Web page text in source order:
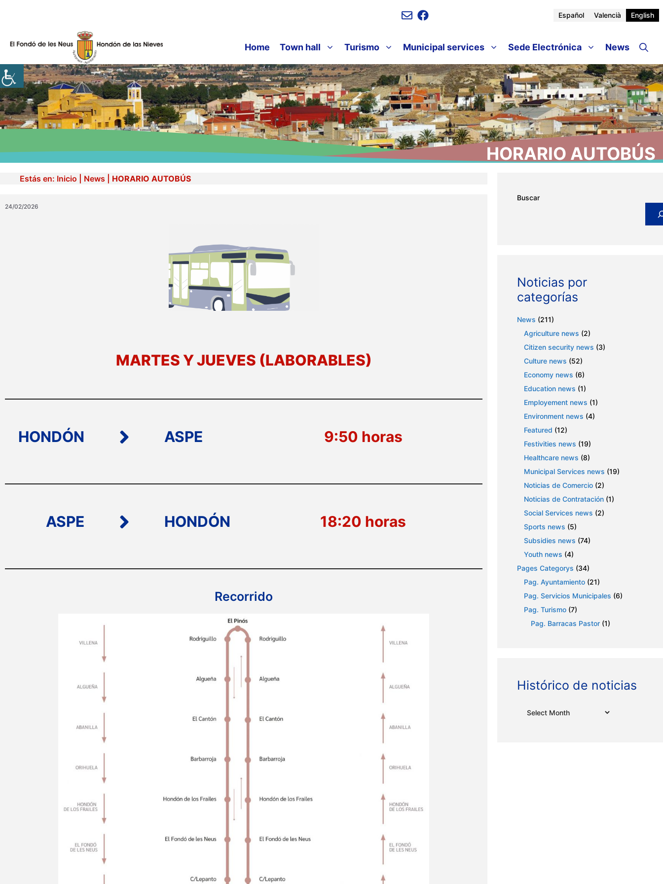
Español Valencià English
Home Town hall Turismo Municipal services Sede Electrónica News
HORARIO AUTOBÚS
Estás en: Inicio News HORARIO AUTOBÚS
24/02/2026
MARTES Y JUEVES (LABORABLES)
HONDÓN ASPE 9:50 horas
ASPE HONDÓN 18:20 horas
Recorrido
Buscar
Noticias por
categorías
News (211)
Agriculture news (2)
Citizen security news (3)
Culture news (52)
Economy news (6)
Education news (1)
Employement news (1)
Environment news (4)
Featured (12)
Festivities news (19)
Healthcare news (8)
Municipal Services news (19)
Noticias de Comercio (2)
Noticias de Contratación (1)
Social Services news (2)
Sports news (5)
Subsidies news (74)
Youth news (4)
Pages Categorys (34)
Pag. Ayuntamiento (21)
Pag. Servicios Municipales (6)
Pag. Turismo (7)
Pag. Barracas Pastor (1)
Histórico de noticias